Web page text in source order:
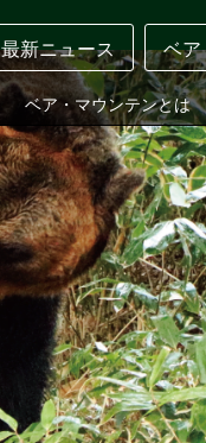
最新ニュース ベ
ベア・マウンテンとは